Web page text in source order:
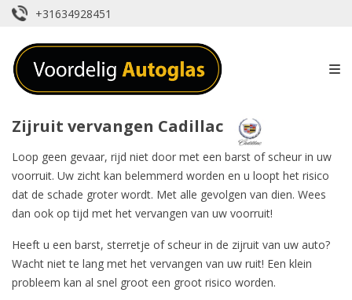
+31634928451
Zijruit vervangen Cadillac
Loop geen gevaar, rijd niet door met een barst of scheur in uw
voorruit. Uw zicht kan belemmerd worden en u loopt het risico
dat de schade groter wordt. Met alle gevolgen van dien. Wees
dan ook op tijd met het vervangen van uw voorruit!
Heeft u een barst, sterretje of scheur in de zijruit van uw auto?
Wacht niet te lang met het vervangen van uw ruit! Een klein
probleem kan al snel groot een groot risico worden.